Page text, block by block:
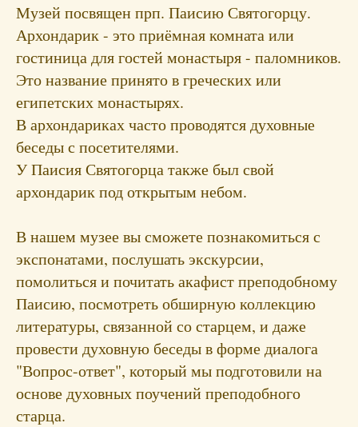
Музей посвящен прп. Паисию Святогорцу.
Архондарик - это приёмная комната или
гостиница для гостей монастыря - паломников.
Это название принято в греческих или
египетских монастырях.
В архондариках часто проводятся духовные
беседы с посетителями.
У Паисия Святогорца также был свой
архондарик под открытым небом.
В нашем музее вы сможете познакомиться с
экспонатами, послушать экскурсии,
помолиться и почитать акафист преподобному
Паисию, посмотреть обширную коллекцию
литературы, связанной со старцем, и даже
провести духовную беседы в форме диалога
"Вопрос-ответ", который мы подготовили на
основе духовных поучений преподобного
старца.